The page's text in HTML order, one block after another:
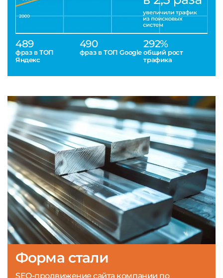
489
фраз в ТОП
Яндекс
490
фраз в ТОП Google
292%
общий рост
трафика
Форма стали
SEO-продвижение сайта компании по